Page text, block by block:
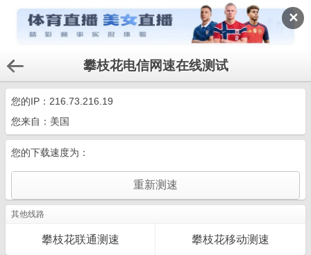
✕
攀枝花电信网速在线测试
您的IP： 216.73.216.19
您来自：美国
您的下载速度为：
其他线路
攀枝花联通测速 攀枝花移动测速